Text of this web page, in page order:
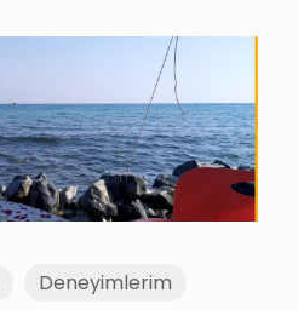
Deneyimlerim